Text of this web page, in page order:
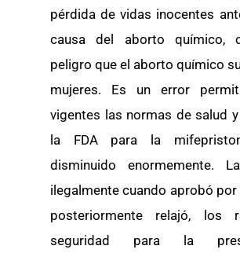
pérdida de vidas inocentes
causa del aborto químico,
peligro que el aborto químico
mujeres. Es un error
vigentes las normas de salud
la FDA para la
disminuido enormemente.
ilegalmente cuando aprobó por
posteriormente relajó, los
seguridad para la